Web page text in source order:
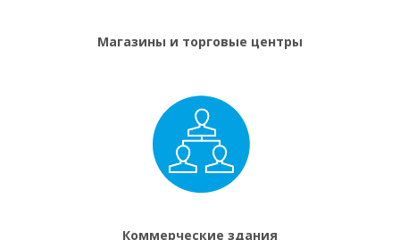
Магазины и торговые центры
Коммерческие здания